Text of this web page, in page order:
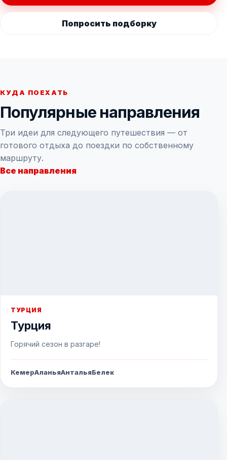
Попросить подборку
КУДА ПОЕХАТЬ
Популярные направления
Три идеи для следующего путешествия — от
готового отдыха до поездки по собственному
маршруту.
Все направления
ТУРЦИЯ
Турция
Горячий сезон в разгаре!
КемерАланьяАнтальяБелек